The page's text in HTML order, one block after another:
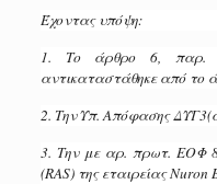
Έχοντας υπόψη:
1. Το άρθρο 6, παρ.
αντικαταστάθηκε από το
2. Την Υπ. Απόφασης
3. Την με αρ. πρωτ. ΕΟΦ
(RAS) της εταιρείας Nuron